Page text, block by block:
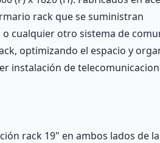
rack que se suministran
cualquier otro sistema de
optimizando el espacio y
instalación de
rack 19" en ambos lados de